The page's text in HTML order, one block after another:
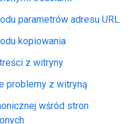
parametrów adresu URL
kopiowania
z witryny
problemy z witryną
wśród stron